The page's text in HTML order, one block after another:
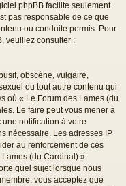
phpBB facilite seulement
pas responsable de ce que
ou conduite permis. Pour
veuillez consulter :
obscène, vulgaire,
ou tout autre contenu qui
où « Le Forum des Lames (du
Le faire peut vous mener à
notification à votre
nécessaire. Les adresses IP
au renforcement de ces
(du Cardinal) »
quel sujet lorsque nous
vous acceptez que